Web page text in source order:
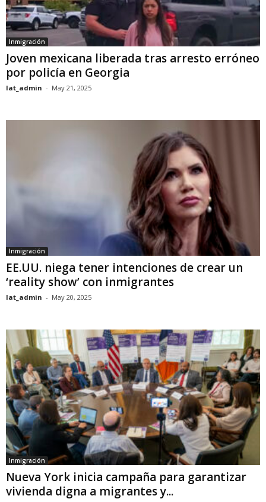
Inmigración
Joven mexicana liberada tras arresto erróneo
por policía en Georgia
lat_admin - May 21, 2025
Inmigración
EE.UU. niega tener intenciones de crear un
‘reality show’ con inmigrantes
lat_admin - May 20, 2025
Inmigración
Nueva York inicia campaña para garantizar
vivienda digna a migrantes y...